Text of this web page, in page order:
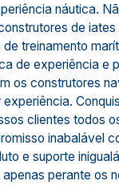
náutica.
de iates
treinamento
de experiência e
os construtores
clientes todos
inabalável
e suporte
perante os